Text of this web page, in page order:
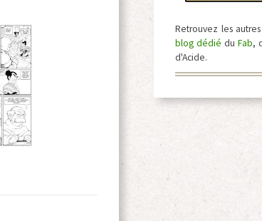
Retrouvez les
blog dédié du Fab,
d'Acide.